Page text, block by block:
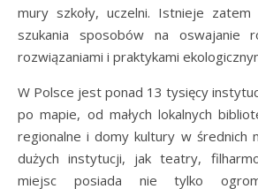
mury szkoły, uczelni. Istnieje
szukania sposobów na oswajanie
rozwiązaniami i praktykami
W Polsce jest ponad 13 tysięcy
po mapie, od małych lokalnych
regionalne i domy kultury w średnich
dużych instytucji, jak teatry,
miejsc posiada nie tylko